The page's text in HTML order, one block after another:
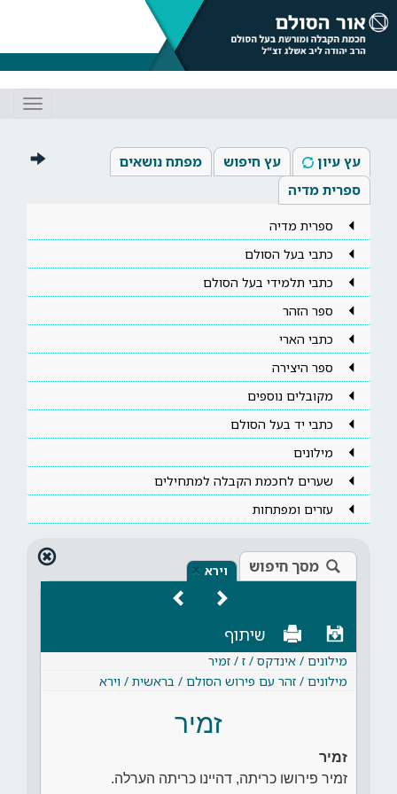
עץ עיון עץ חיפוש
מפתח נושאים
ספרית מדיה
ספרית מדיה
כתבי בעל הסולם
כתבי תלמידי בעל הסולם
ספר הזהר
כתבי הארי
ספר היצירה
מקובלים נוספים
כתבי יד בעל הסולם
מילונים
שערים לחכמת הקבלה למתחילים
עזרים ומפתחות
מסך חיפוש וירא ×
שיתוף
מילונים / אינדקס / ז / זמיר
מילונים / זהר עם פירוש הסולם / בראשית / וירא
זמיר
זמיר
זמיר פירושו כריתה, דהיינו כריתה הערלה.